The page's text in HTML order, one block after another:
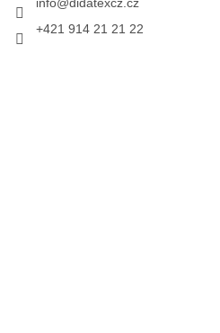
info@didatexcz.cz
+421 914 21 21 22